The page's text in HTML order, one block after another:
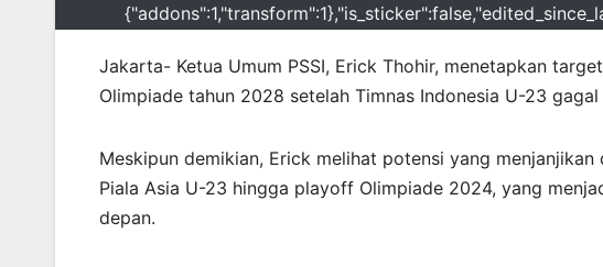
Jakarta- Ketua Umum PSSI, Erick Thohir, menetapkan
Olimpiade tahun 2028 setelah Timnas Indonesia U-23
Meskipun demikian, Erick melihat potensi yang
Piala Asia U-23 hingga playoff Olimpiade 2024, yang
depan.